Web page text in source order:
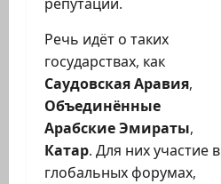
репутации.
Речь идёт о таких
государствах, как
Саудовская Аравия,
Объединённые
Арабские Эмираты,
Катар. Для них участие в
глобальных форумах,